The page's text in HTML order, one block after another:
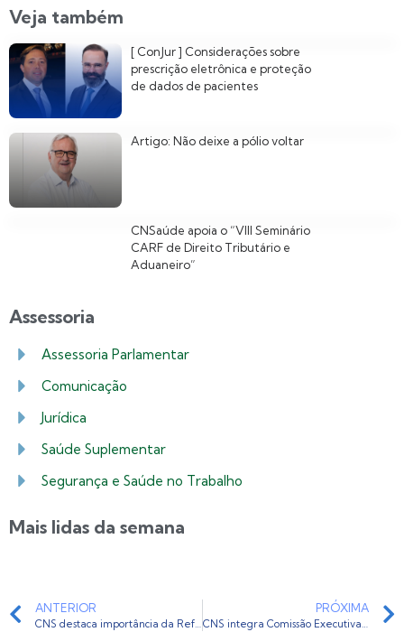
Veja também
[ ConJur ] Considerações sobre
prescrição eletrônica e proteção
de dados de pacientes
Artigo: Não deixe a pólio voltar
CNSaúde apoia o “VIII Seminário
CARF de Direito Tributário e
Aduaneiro”
Assessoria
Assessoria Parlamentar
Comunicação
Jurídica
Saúde Suplementar
Segurança e Saúde no Trabalho
Mais lidas da semana
ANTERIOR
CNS destaca importância da Reforma da Previdência durante encontro com ministro Carlos Marun
PRÓXIMA
CNS integra Comissão Executiva do XXII Congresso Nacional de Prevenção de Acidentes do Trabalho